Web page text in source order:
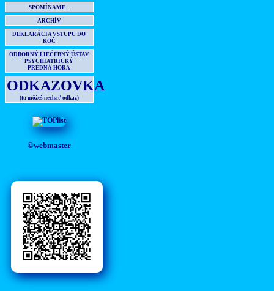
SPOMÍNAME...
ARCHÍV
DEKLARÁCIA VSTUPU DO
KOČ
ODBORNÝ LIEČEBNÝ ÚSTAV
PSYCHIATRICKÝ
PREDNÁ HORA
ODKAZOVKA
(tu môžeš nechať odkaz)
©webmaster